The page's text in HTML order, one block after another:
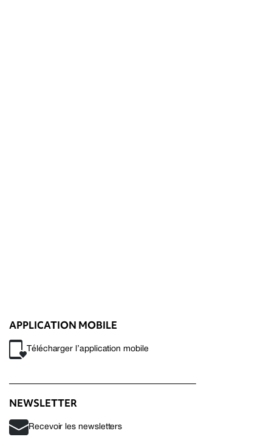
APPLICATION MOBILE
Télécharger l’application mobile
NEWSLETTER
Recevoir les newsletters